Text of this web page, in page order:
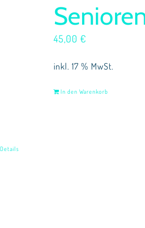
Details
45,00 €
inkl. 17 % MwSt.
In den Warenkorb